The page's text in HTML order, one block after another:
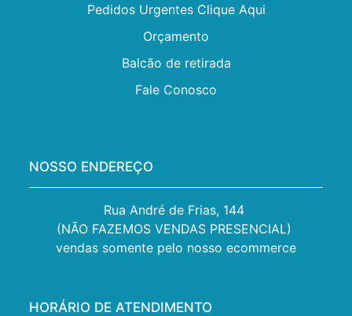
Pedidos Urgentes Clique Aqui
Orçamento
Balcão de retirada
Fale Conosco
NOSSO ENDEREÇO
Rua André de Frias, 144
(NÃO FAZEMOS VENDAS PRESENCIAL)
vendas somente pelo nosso ecommerce
HORÁRIO DE ATENDIMENTO